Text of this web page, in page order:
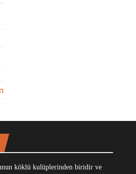
köklü kulüplerinden biridir ve